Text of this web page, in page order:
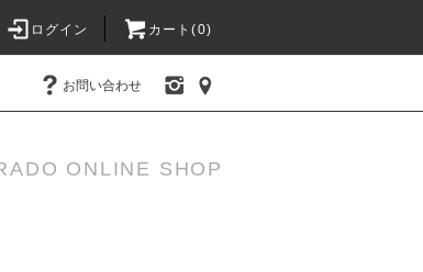
ログイン カート(0)
お問い合わせ
ONLINE SHOP